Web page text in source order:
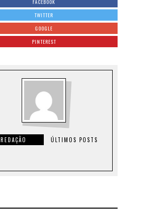
FACEBOOK
TWITTER
GOOGLE
PINTEREST
REDAÇÃO ÚLTIMOS POSTS